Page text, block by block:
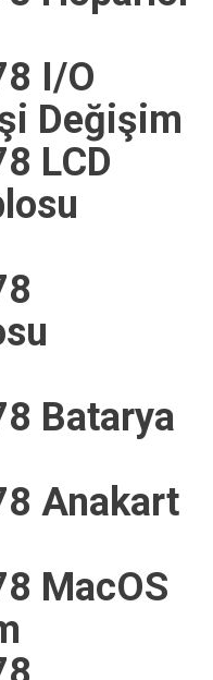
I/O
Değişim
LCD
Batarya
Anakart
MacOS